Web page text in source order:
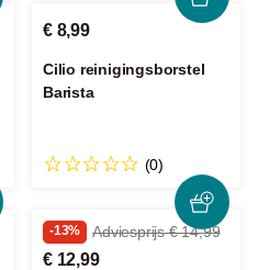
€ 8,99
Cilio reinigingsborstel
Barista
(0)
-13% Adviesprijs € 14,99
€ 12,99